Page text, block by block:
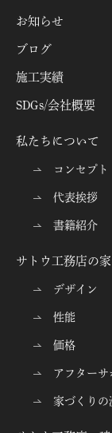
お知らせ
ブログ
施工実績
SDGs/会社概要
私たちについて
コンセプト
代表挨拶
書籍紹介
サトウ工務店の家
デザイン
性能
価格
アフターサ
家づくりの